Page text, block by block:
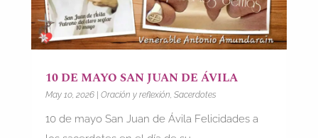
10 DE MAYO SAN JUAN DE ÁVILA
May 10, 2026| Oración y reflexión Sacerdotes
10 de mayo San Juan de Ávila Felicidades a